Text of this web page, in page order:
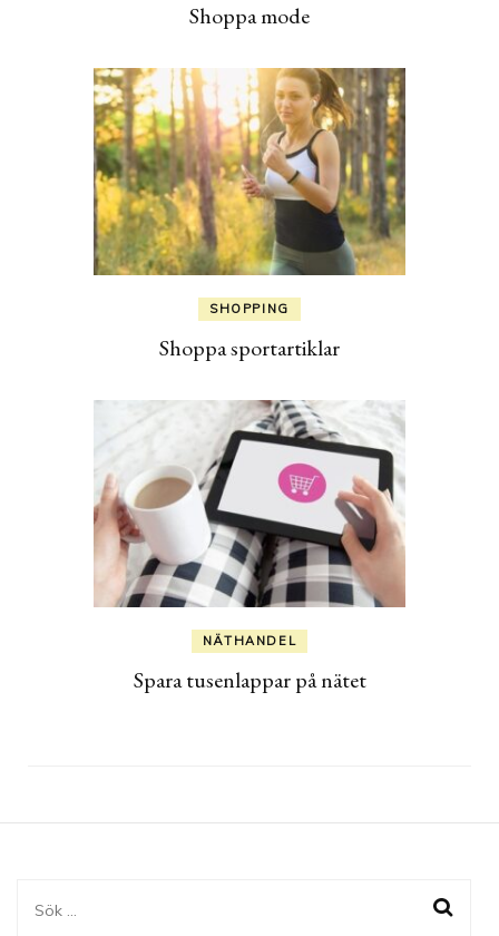
Shoppa mode
SHOPPING
Shoppa sportartiklar
NÄTHANDEL
Spara tusenlappar på nätet
Sök